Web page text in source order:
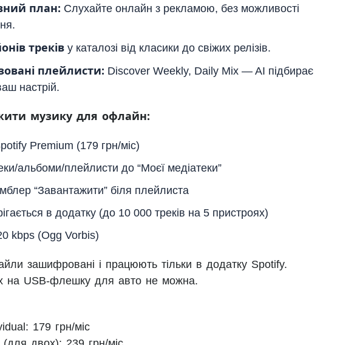
план: Слухайте онлайн з рекламою, без можливості
треків у каталозі від класики до свіжих релізів.
плейлисти: Discover Weekly, Daily Mix — AI підбирає
настрій.
музику для офлайн:
Premium (179 грн/міс)
альбоми/плейлисти до “Моєї медіатеки”
“Завантажити” біля плейлиста
в додатку (до 10 000 треків на 5 пристроях)
kbps (Ogg Vorbis)
зашифровані і працюють тільки в додатку Spotify.
на USB-флешку для авто не можна.
179 грн/міс